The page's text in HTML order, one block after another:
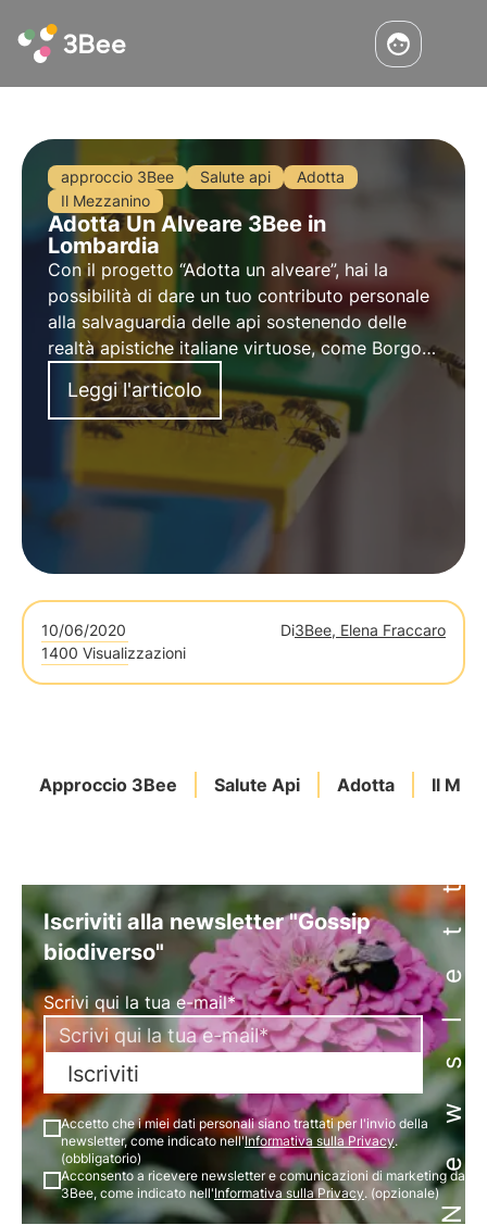
approccio 3Bee Salute api
Adotta
Il Mezzanino
Adotta Un Alveare 3Bee in
Lombardia
Con il progetto “Adotta un alveare”, hai la
possibilità di dare un tuo contributo personale
alla salvaguardia delle api sostenendo delle
realtà apistiche italiane virtuose, come Borgo Il
Mezzanino. Questi apicoltori utilizzano i
sistemi 3Bee per tenere sempre monitorati i
loro alveari.
Leggi l'articolo
10/06/2020 Di3Bee, Elena Fraccaro
1400 Visualizzazioni
Approccio 3Bee Salute Api Adotta IlNewsletter
Iscriviti alla newsletter "Gossip
biodiverso"
Scrivi qui la tua e-mail*
Iscriviti
Accetto che i miei dati personali siano trattati per l'invio della
newsletter, come indicato nell'Informativa sulla Privacy.
(obbligatorio)
Acconsento a ricevere newsletter e comunicazioni di marketing da
3Bee, come indicato nell'Informativa sulla Privacy. (opzionale)